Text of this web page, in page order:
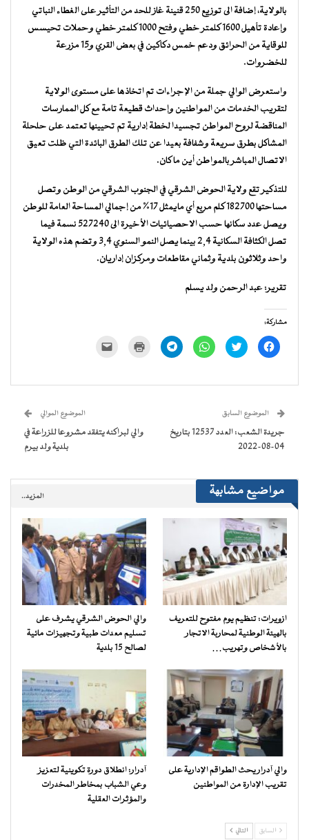
بالولاية، إضافة الى توزيع 250 قنينة غاز للحد من التأثير على الغطاء النباتي
وإعادة تأهيل 1600 كلمتر خطي وفتح 1000 كلمتر خطي وحملات تحيسس
للوقاية من الحرائق ودعم خمس دكاكين في بعض القري و15 مزرعة
للخضروات.
واستعرض الوالي جملة من الإجراءات تم اتخاذها على مستوى الولاية
لتقريب الخدمات من المواطنين وإحداث قطيعة تامة مع كل الممارسات
المناقضة لروح المواطن تجسيدا لخطة إدارية تم تحيينها تعتمد على حلحلة
المشاكل بطرق سريعة وشفافة بعيدا عن تلك الطرق البائدة التي ظلت تعيق
الاتصال المباشر بالمواطن أين ما كان.
للتذكير تقع ولاية الحوض الشرقي في الجنوب الشرقي من الوطن وتصل
مساحتها 182700 كلم مربع أي مايمثل 17% من إجمالي المساحة العامة للوطن
ويصل عدد سكانها حسب الاحصيائيات الأخيرة الى 527240 نسمة فيما
تصل الكثافة السكانية 2,4 بينما يصل النمو السنوي 3,4 وتضم هذه الولاية
واحد وثلاثون بلدية وثماني مقاطعات ومركزان إداريان.
تقرير: عبد الرحمن ولد يسلم
مشاركة:
انقر
للمشاركة
في
اضغط
للمشاركة
في
انقر
للمشاركة
في
انقر
للمشاركة
في
للطباعة
جديدة) الإلكتروني
نافذة
جديدة)
الموضوع السابق
جريدة الشعب: العدد 12537 بتاريخ
04-08-2022
الموضوع الموالي
والي لبراكنه يتفقد مشروعا للزراعة في
بلدية ولد بيرم
مواضيع مشابهة المزيد..
ازويرات: تنظيم يوم مفتوح للتعريف
بالهيئة الوطنية لمحاربة الاتجار
بالأشخاص وتهريب…
والي الحوض الشرقي يشرف على
تسليم معدات طبية وتجهيزات مائية
لصالح 15 بلدية
والي آدرار يحث الطواقم الإدارية على
تقريب الإدارة من المواطنين
آدرار: انطلاق دورة تكوينية لتعزيز
وعي الشباب بمخاطر المخدرات
والمؤثرات العقلية
السابق التالي